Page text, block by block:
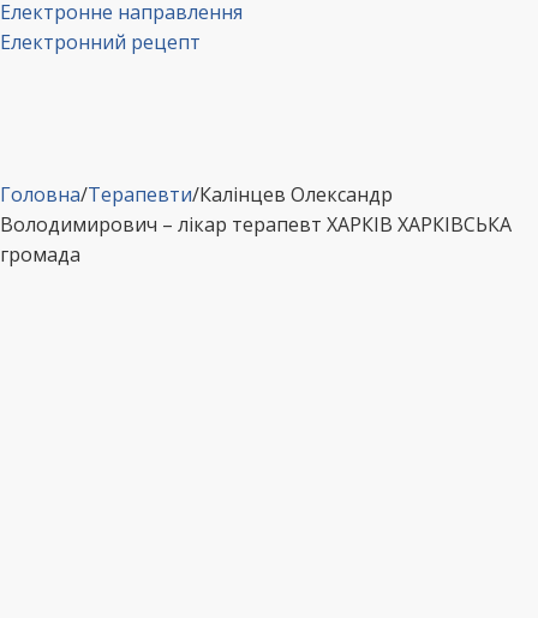
Електронне направлення
Електронний рецепт
Головна/Терапевти/Калінцев Олександр
Володимирович – лікар терапевт ХАРКІВ ХАРКІВСЬКА
громада